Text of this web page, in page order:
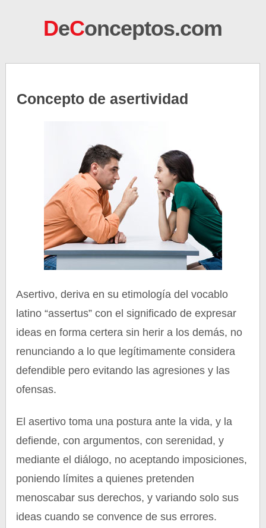
DeConceptos.com
Concepto de asertividad
Asertivo, deriva en su etimología del vocablo
latino “assertus” con el significado de expresar
ideas en forma certera sin herir a los demás, no
renunciando a lo que legítimamente considera
defendible pero evitando las agresiones y las
ofensas.
El asertivo toma una postura ante la vida, y la
defiende, con argumentos, con serenidad, y
mediante el diálogo, no aceptando imposiciones,
poniendo límites a quienes pretenden
menoscabar sus derechos, y variando solo sus
ideas cuando se convence de sus errores.